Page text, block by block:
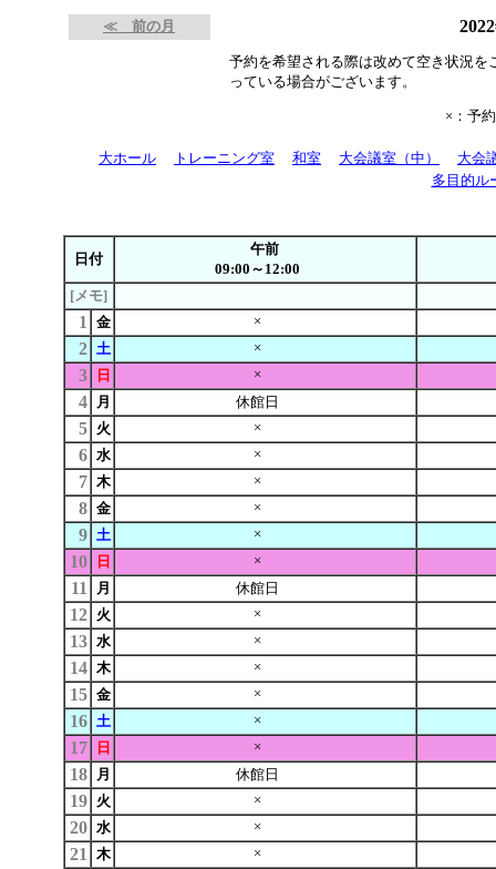
≪ 前の月
予約を希望される際は改めて空き状況
っている場合がございます。
×：予
大ホール トレーニング室 和室 大会議室（中）
大会
多目的ル
日付
午前
09:00～12:00
[メモ]
1 金 ×
2 土 ×
3 日 ×
4 月 休館日
5 火 ×
6 水 ×
7 木 ×
8 金 ×
9 土 ×
10 日 ×
11 月 休館日
12 火 ×
13 水 ×
14 木 ×
15 金 ×
16 土 ×
17 日 ×
18 月 休館日
19 火 ×
20 水 ×
21 木 ×